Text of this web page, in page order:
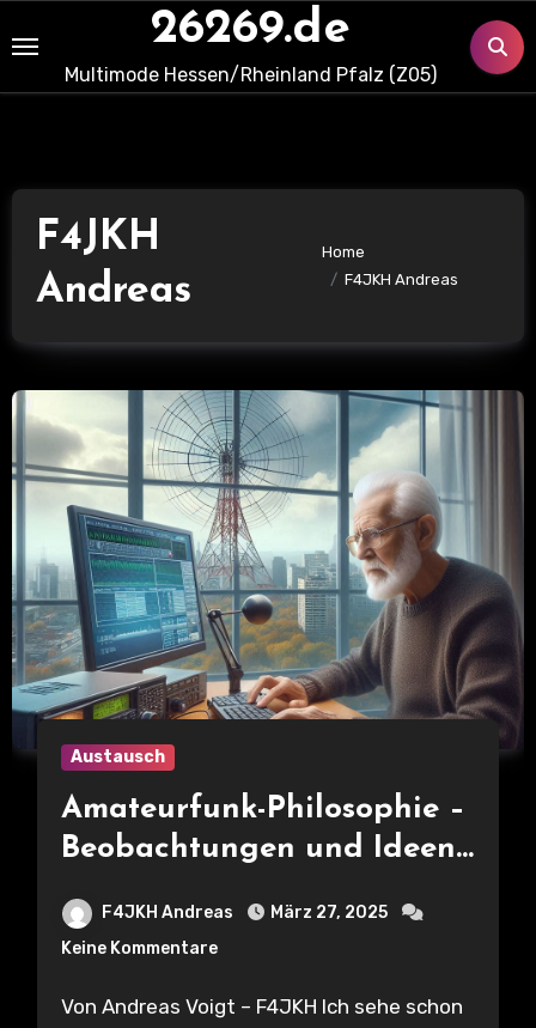
to
content
26269.de
Multimode Hessen/Rheinland Pfalz (Z05)
F4JKH
Andreas
Home
F4JKH Andreas
Austausch
Amateurfunk-Philosophie –
Beobachtungen und Ideen
Signalen im digitalen
F4JKH Andreas
März 27, 2025
Keine Kommentare
Von Andreas Voigt – F4JKH Ich sehe schon